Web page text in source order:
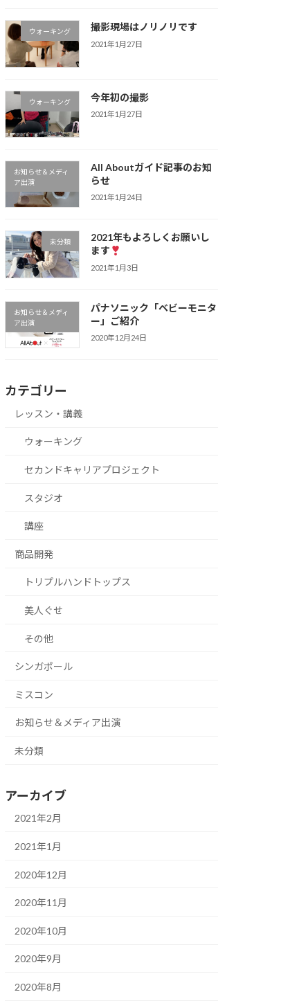
ウォーキング 撮影現場はノリノリです
2021年1月27日
ウォーキング 今年初の撮影
2021年1月27日
お知らせ＆メディ
ア出演
All Aboutガイド記事のお知
らせ
2021年1月24日
未分類
2021年もよろしくお願いし
ます
2021年1月3日
お知らせ＆メディ
ア出演
パナソニック「ベビーモニタ
ー」ご紹介
2020年12月24日
カテゴリー
レッスン・講義
ウォーキング
セカンドキャリアプロジェクト
スタジオ
講座
商品開発
トリプルハンドトップス
美人ぐせ
その他
シンガポール
ミスコン
お知らせ＆メディア出演
未分類
アーカイブ
2021年2月
2021年1月
2020年12月
2020年11月
2020年10月
2020年9月
2020年8月